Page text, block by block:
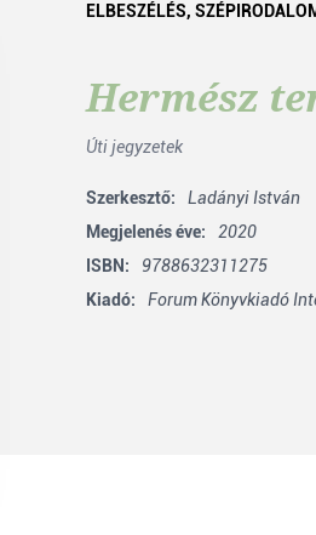
ELBESZÉLÉS,
Hermész
Úti jegyzetek
Szerkesztő:
Ladányi István
Megjelenés éve:
2020
ISBN:
9788632311275
Kiadó:
Forum Könyvkiadó